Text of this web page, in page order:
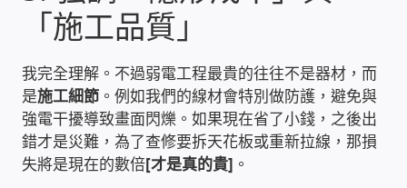
WIFI Wi-Fi 無線熱點 無線網路
網路硬體設備
居易科技DrayTek/裕笠科技Ublink
「施工品質」
我完全理解。不過弱電工程最貴的往往不是器材，而
是施工細節 。例如我們的線材會特別做防護，避免與
強電干擾導致畫面閃爍。如果現在省了小錢，之後出
錯才是災難，為了查修要拆天花板或重新拉線，那損
失將是現在的數倍[才是真的貴] 。